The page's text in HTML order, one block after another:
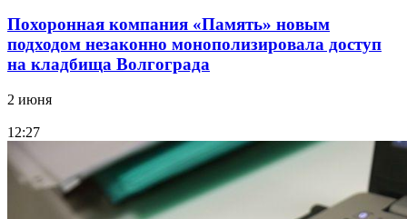
Похоронная компания «Память» новым
подходом незаконно монополизировала доступ
на кладбища Волгограда
2 июня
12:27